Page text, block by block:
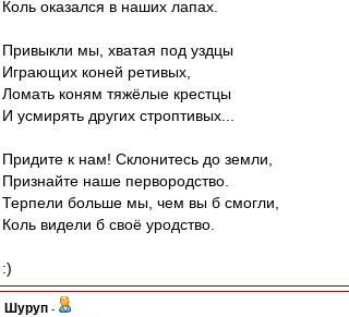
Коль оказался в наших лапах.
Привыкли мы, хватая под уздцы
Играющих коней ретивых,
Ломать коням тяжёлые крестцы
И усмирять других строптивых...
Придите к нам! Склонитесь до земли,
Признайте наше первородство.
Терпели больше мы, чем вы б смогли,
Коль видели б своё уродство.
:)
Шуруп -